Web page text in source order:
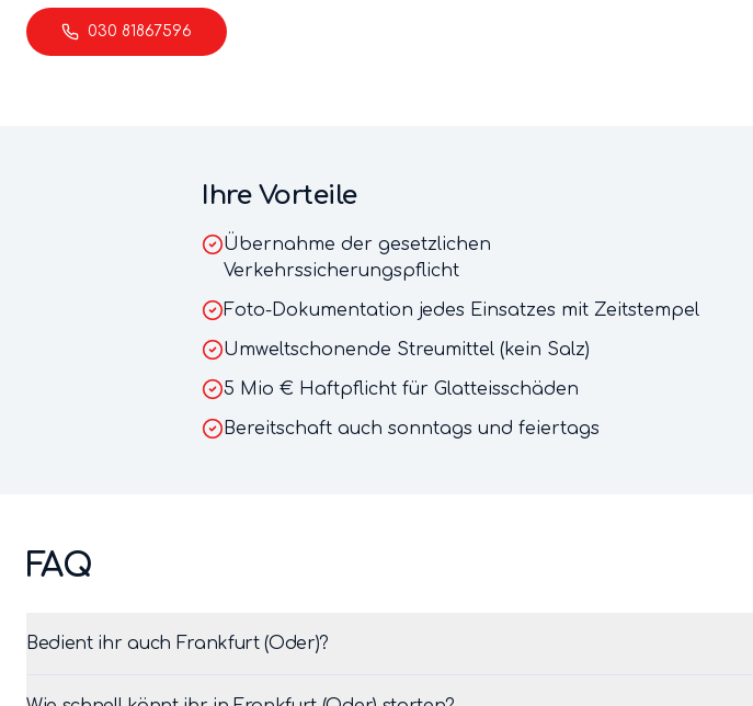
030 81867596
Ihre Vorteile
Übernahme der gesetzlichen
Verkehrssicherungspflicht
Foto-Dokumentation jedes Einsatzes mit Zeitstempel
Umweltschonende Streumittel (kein Salz)
5 Mio € Haftpflicht für Glatteisschäden
Bereitschaft auch sonntags und feiertags
FAQ
Bedient ihr auch Frankfurt (Oder)?